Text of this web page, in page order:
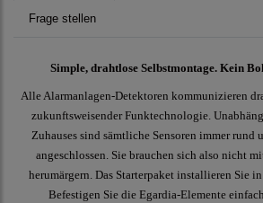
Frage stellen
Simple, drahtlose Selbstmontage. Kein
Alle Alarmanlagen-Detektoren kommunizieren
zukunftsweisender Funktechnologie.
Zuhauses sind sämtliche Sensoren immer rund
angeschlossen. Sie brauchen sich also nicht
herumärgern. Das Starterpaket installieren Sie
Befestigen Sie die Egardia-Elemente